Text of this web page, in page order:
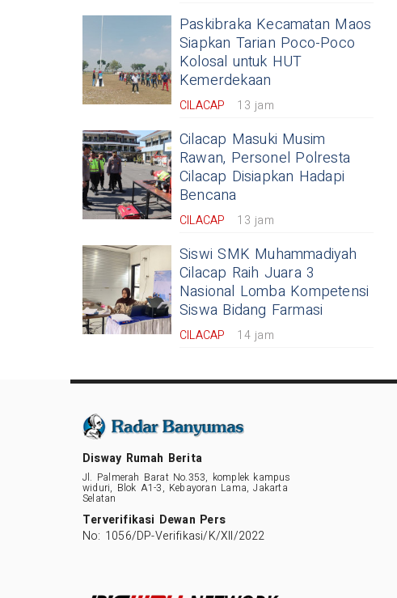
Paskibraka Kecamatan Maos
Siapkan Tarian Poco-Poco
Kolosal untuk HUT
Kemerdekaan
CILACAP 13 jam
Cilacap Masuki Musim
Rawan, Personel Polresta
Cilacap Disiapkan Hadapi
Bencana
CILACAP 13 jam
Siswi SMK Muhammadiyah
Cilacap Raih Juara 3
Nasional Lomba Kompetensi
Siswa Bidang Farmasi
CILACAP 14 jam
Disway Rumah Berita
Jl. Palmerah Barat No.353, komplek kampus
widuri, Blok A1-3, Kebayoran Lama, Jakarta
Selatan
Terverifikasi Dewan Pers
No: 1056/DP-Verifikasi/K/XII/2022